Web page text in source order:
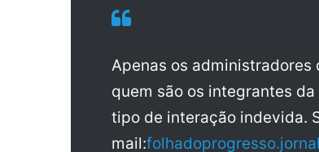
Apenas os administradores
quem são os integrantes
tipo de interação indevida.
mail: